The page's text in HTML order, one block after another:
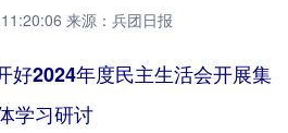
河北
来源：兵团日报
好2024年度民主生活会开展集
学习研讨